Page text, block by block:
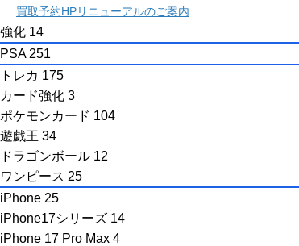
買取予約HPリニューアルのご案内
強化 14
PSA 251
トレカ 175
カード強化 3
ポケモンカード 104
遊戯王 34
ドラゴンボール 12
ワンピース 25
iPhone 25
iPhone17シリーズ 14
iPhone 17 Pro Max 4